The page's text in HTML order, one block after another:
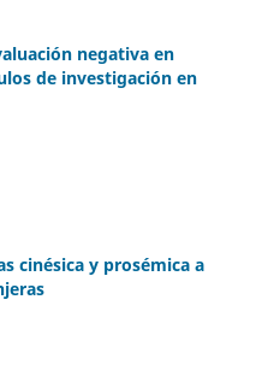
negativa en
de investigación en
cinésica y prosémica a